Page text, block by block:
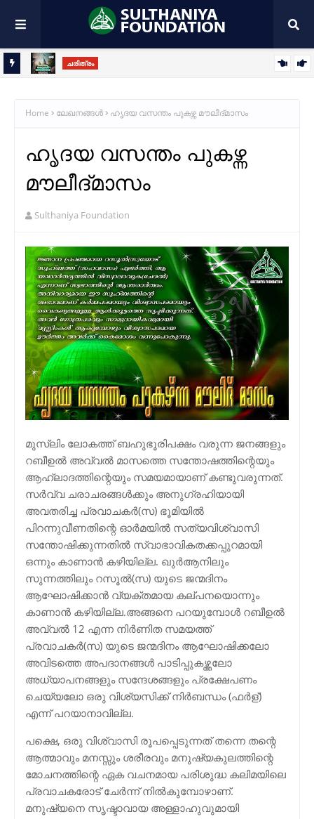
ചരിത്രം
Home ലേഖനങ്ങൾ ഹൃദയ വസന്തം പുകഴ്ന്ന മൗലീദ്മാസം
ഹൃദയ വസന്തം പുകഴ്ന്ന
മൗലീദ്മാസം
Sulthaniya Foundation
മുസ്‌ലിം ലോകത്ത് ബഹുഭൂരിപക്ഷം വരുന്ന ജനങ്ങളും
റബീഉല്‍ അവ്വല്‍ മാസത്തെ സന്തോഷത്തിന്റെയും
ആഹ്ലാദത്തിന്റെയും സമയമായാണ് കണ്ടുവരുന്നത്.
സര്‍വ്വ ചരാചരങ്ങള്‍ക്കും അനുഗ്രഹിയായി
അവതരിച്ച പ്രവാചകര്‍(സ) ഭൂമിയില്‍
പിറന്നുവീണതിന്റെ ഓര്‍മയില്‍ സത്യവിശ്വാസി
സന്തോഷിക്കുന്നതില്‍ സ്വാഭാവികതക്കപ്പുറമായി
ഒന്നും കാണാന്‍ കഴിയില്ല. ഖുര്‍ആനിലും
സുന്നത്തിലും റസൂല്‍(സ) യുടെ ജന്മദിനം
ആഘോഷിക്കാന്‍ വ്യക്തമായ കല്പനയൊന്നും
കാണാന്‍ കഴിയില്ല.അങ്ങനെ പറയുമ്പോള്‍ റബീഉല്‍
അവ്വല്‍ 12 എന്ന നിര്‍ണിത സമയത്ത്
പ്രവാചകര്‍(സ) യുടെ ജന്മദിനം ആഘോഷിക്കലോ
അവിടത്തെ അപദാനങ്ങള്‍ പാടിപ്പുകഴ്ത്തലോ
അധ്യാപനങ്ങളും സന്ദേശങ്ങളും പ്രക്ഷേപണം
ചെയ്യലോ ഒരു വിശ്യസിക്ക് നിര്‍ബന്ധം (ഫര്‍ള്)
എന്ന് പറയാനാവില്ല.
പക്ഷെ, ഒരു വിശ്വാസി രൂപപ്പെടുന്നത് തന്നെ തന്റെ
ആത്മാവും മനസ്സും ശരീരവും മനുഷ്യകുലത്തിന്റെ
മോചനത്തിന്റെ ഏക വചനമായ പരിശുദ്ധ കലിമയിലെ
പ്രവാചകരോട് ചേര്‍ന്ന് നില്‍കുമ്പോഴാണ്.
മനുഷ്യനെ സൃഷ്ടാവായ അള്ളാഹുവുമായി